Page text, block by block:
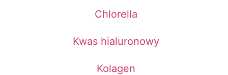
Chlorella
Kwas hialuronowy
Kolagen